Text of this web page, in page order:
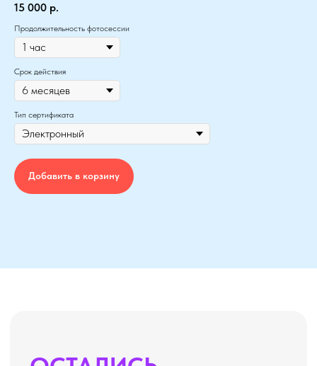
15 000 р.
Продолжительность фотосессии
Срок действия
Тип сертификата
Добавить в корзину